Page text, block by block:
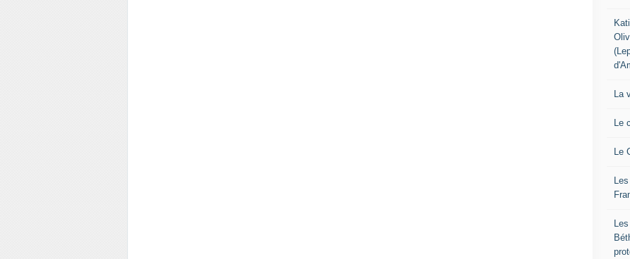
La
Le
Le